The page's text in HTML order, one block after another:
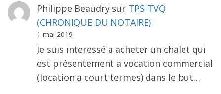
Philippe Beaudrysur TPS-TVQ
(CHRONIQUE DU NOTAIRE)
1 mai 2019
Je suis interessé a acheter un chalet qui
est présentement a vocation commercial
(location a court termes) dans le but…